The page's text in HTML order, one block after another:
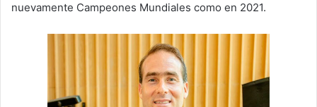
nuevamente Campeones Mundiales como en 2021.